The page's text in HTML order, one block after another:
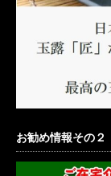
お勧め情報その２